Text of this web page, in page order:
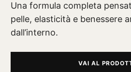
Una formula completa
pelle, elasticità e benessere
dall’interno.
VAI AL